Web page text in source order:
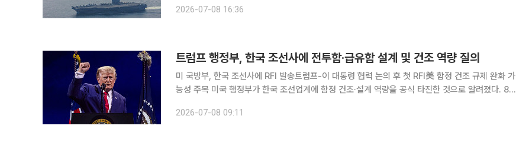
2026-07-08 16:36
트럼프 행정부, 한국 조선사에 전투함·급유함 설계 및 건조 역량 질의
미 국방부, 한국 조선사에 RFI 발송트럼프-이 대통령 협력 논의 후 첫 RFI美 함정 건조 규제 완화 가
능성 주목 미국 행정부가 한국 조선업계에 함정 건조·설계 역량을 공식 타진한 것으로 알려졌다. 8
선사들에 보냈다. 미국에서 RFI 형식으로 조선소들
2026-07-08 09:11